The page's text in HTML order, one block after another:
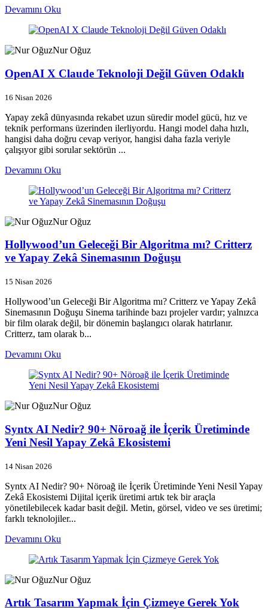
Devamını Oku
Nur Oğuz
OpenAI X Claude Teknoloji Değil Güven Odaklı
16 Nisan 2026
Yapay zekâ dünyasında rekabet uzun süredir model gücü, hız ve
teknik performans üzerinden ilerliyordu. Hangi model daha hızlı,
hangisi daha doğru cevap veriyor, hangisi daha fazla veriyle
çalışıyor gibi sorular sektörün ...
Devamını Oku
Nur Oğuz
Hollywood’un Geleceği Bir Algoritma mı? Critterz
ve Yapay Zekâ Sinemasının Doğuşu
15 Nisan 2026
Hollywood’un Geleceği Bir Algoritma mı? Critterz ve Yapay Zekâ
Sinemasının Doğuşu Sinema tarihinde bazı projeler vardır; yalnızca
bir film olarak değil, bir dönemin başlangıcı olarak hatırlanır.
Critterz, tam olarak b...
Devamını Oku
Nur Oğuz
Syntx AI Nedir? 90+ Nöroağ ile İçerik Üretiminde
Yeni Nesil Yapay Zekâ Ekosistemi
14 Nisan 2026
Syntx AI Nedir? 90+ Nöroağ ile İçerik Üretiminde Yeni Nesil Yapay
Zekâ Ekosistemi Dijital içerik üretimi artık tek bir araçla
yönetilebilecek kadar basit değil. Metin, görsel, video ve ses üretimi;
farklı teknolojiler...
Devamını Oku
Nur Oğuz
Artık Tasarım Yapmak İçin Çizmeye Gerek Yok